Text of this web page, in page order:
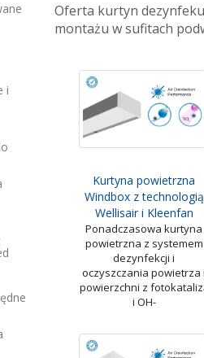
i
Oferta kurtyn
montażu w sufitach
Kurtyna powietrzna
Windbox z technologią
Wellisair i Kleenfan
Ponadczasowa kurtyna
powietrzna z systemem
dezynfekcji i
oczyszczania powietrza i
powierzchni z
i OH-